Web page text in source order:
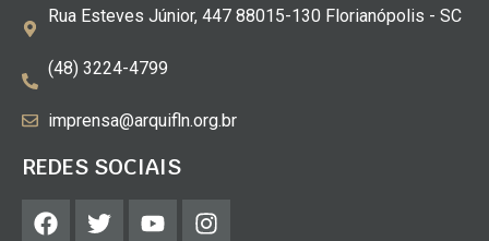
Rua Esteves Júnior, 447 88015-130 Florianópolis - SC
(48) 3224-4799
imprensa@arquifln.org.br
REDES SOCIAIS